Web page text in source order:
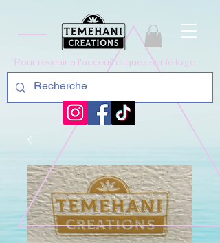
Pour revenir a l'acceuil cliquez sur le logo